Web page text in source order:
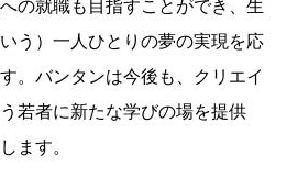
の就職も目指すことができ、生
う）一人ひとりの夢の実現を応
。バンタンは今後も、クリエイ
若者に新たな学びの場を提供
ます。